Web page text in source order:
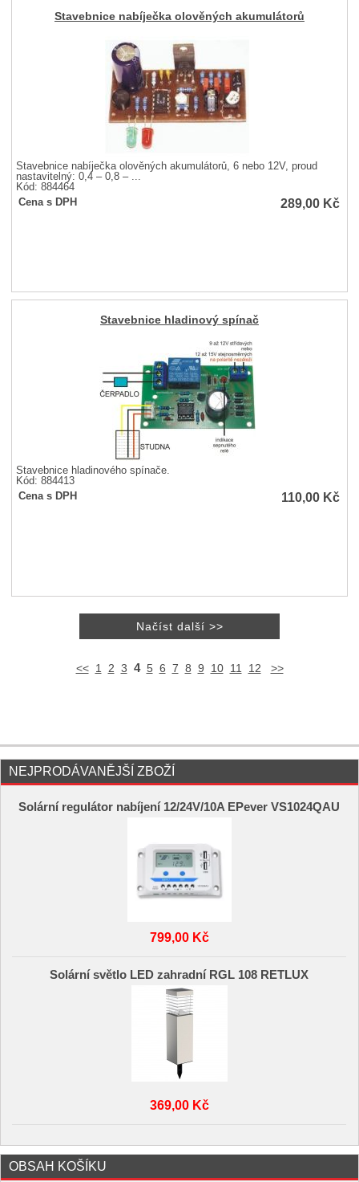
Stavebnice nabíječka olověných akumulátorů
Stavebnice nabíječka olověných akumulátorů, 6 nebo 12V, proud
nastavitelný: 0,4 – 0,8 – ...
Kód: 884464
Cena s DPH
289,00 Kč
Stavebnice hladinový spínač
Stavebnice hladinového spínače.
Kód: 884413
Cena s DPH
110,00 Kč
<< 1 2 3 4 5 6 7 8 9 10 11 12 >>
NEJPRODÁVANĚJŠÍ ZBOŽÍ
Solární regulátor nabíjení 12/24V/10A EPever VS1024QAU
799,00 Kč
Solární světlo LED zahradní RGL 108 RETLUX
369,00 Kč
OBSAH KOŠÍKU